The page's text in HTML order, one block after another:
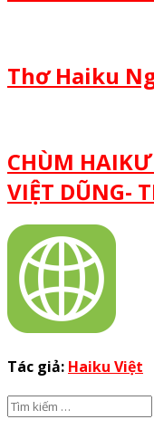
Thơ Haiku
CHÙM
VIỆT DŨNG-
Tác giả: Haiku Việt
Tìm